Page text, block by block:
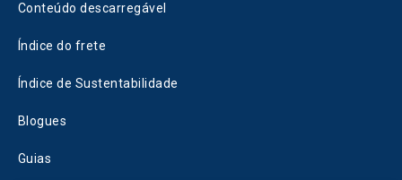
Conteúdo descarregável
Índice do frete
Índice de Sustentabilidade
Blogues
Guias